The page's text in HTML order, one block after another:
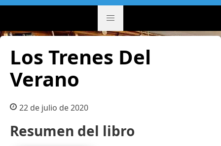
Los Trenes Del
Verano
22 de julio de 2020
Resumen del libro